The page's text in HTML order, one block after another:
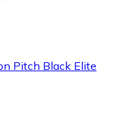
Pitch Black Elite